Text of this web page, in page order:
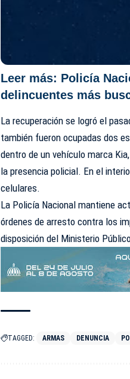
Leer más: Policía
delincuentes más
La recuperación se logró el
también fueron ocupadas dos
dentro de un vehículo marca
la presencia policial. En el
celulares.
La Policía Nacional mantiene
órdenes de arresto contra los
disposición del Ministerio
TAGGED: ARMAS DENUNCIA